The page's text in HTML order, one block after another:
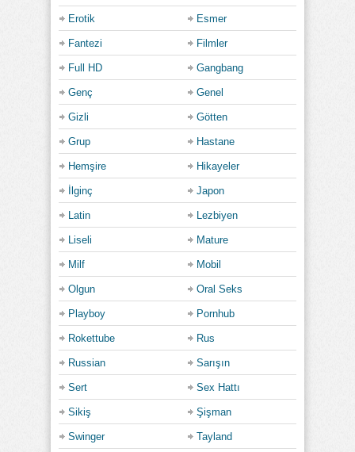
Erotik Esmer
Fantezi Filmler
Full HD Gangbang
Genç Genel
Gizli Götten
Grup Hastane
Hemşire Hikayeler
İlginç Japon
Latin Lezbiyen
Liseli Mature
Milf Mobil
Olgun Oral Seks
Playboy Pornhub
Rokettube Rus
Russian Sarışın
Sert Sex Hattı
Sikiş Şişman
Swinger Tayland